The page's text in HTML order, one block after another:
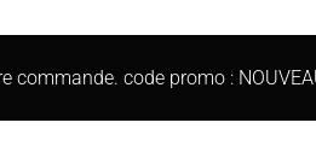
commande. code promo :